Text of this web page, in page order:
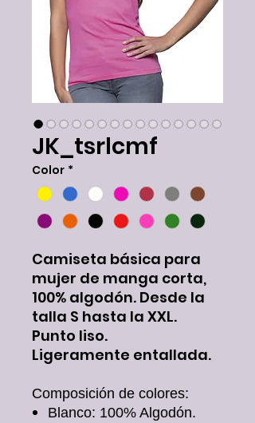
JK_tsrlcmf
Color *
Camiseta básica para
mujer de manga corta,
100% algodón. Desde la
talla S hasta la XXL.
Punto liso.
Ligeramente entallada.
Composición de colores:
Blanco: 100% Algodón.